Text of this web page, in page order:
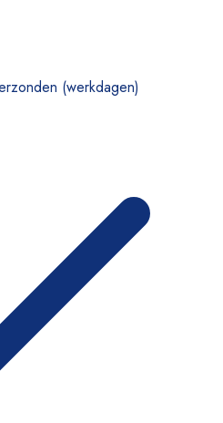
(werkdagen)